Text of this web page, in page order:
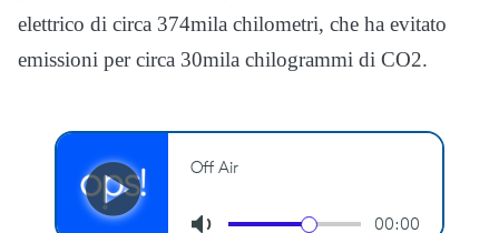
elettrico di circa 374mila chilometri, che ha evitato
emissioni per circa 30mila chilogrammi di CO2.